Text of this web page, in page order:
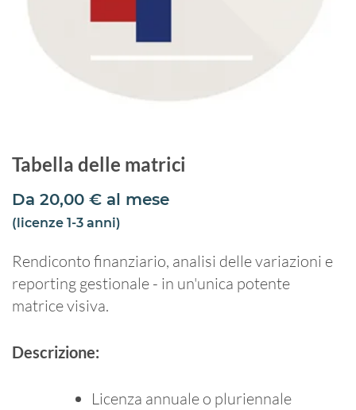
Tabella delle matrici
Da 20,00 € al mese
(licenze 1-3 anni)
Rendiconto finanziario, analisi delle variazioni e
reporting gestionale - in un'unica potente
matrice visiva.
Descrizione:
Licenza annuale o pluriennale